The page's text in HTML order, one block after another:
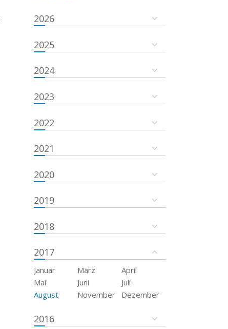
2026
2025
2024
2023
2022
2021
2020
2019
2018
2017
Januar März
April
Mai
Juni
Juli
August
November Dezember
2016